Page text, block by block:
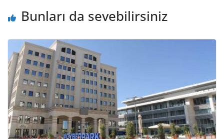
Bunları da sevebilirsiniz